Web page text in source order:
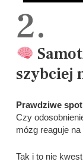
2.
szybciej
Prawdziwe
Czy
mózg reaguje
Tak i to nie